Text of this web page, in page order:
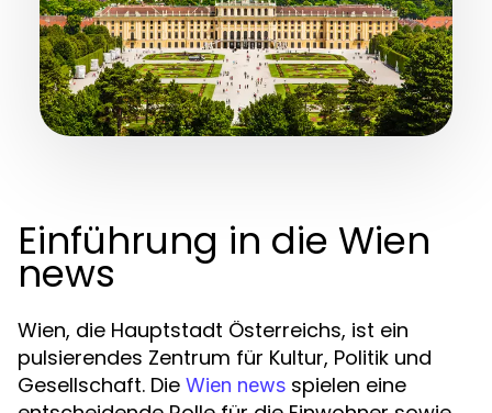
Einführung in die Wien
news
Wien, die Hauptstadt Österreichs, ist ein
pulsierendes Zentrum für Kultur, Politik und
Gesellschaft. Die Wien news spielen eine